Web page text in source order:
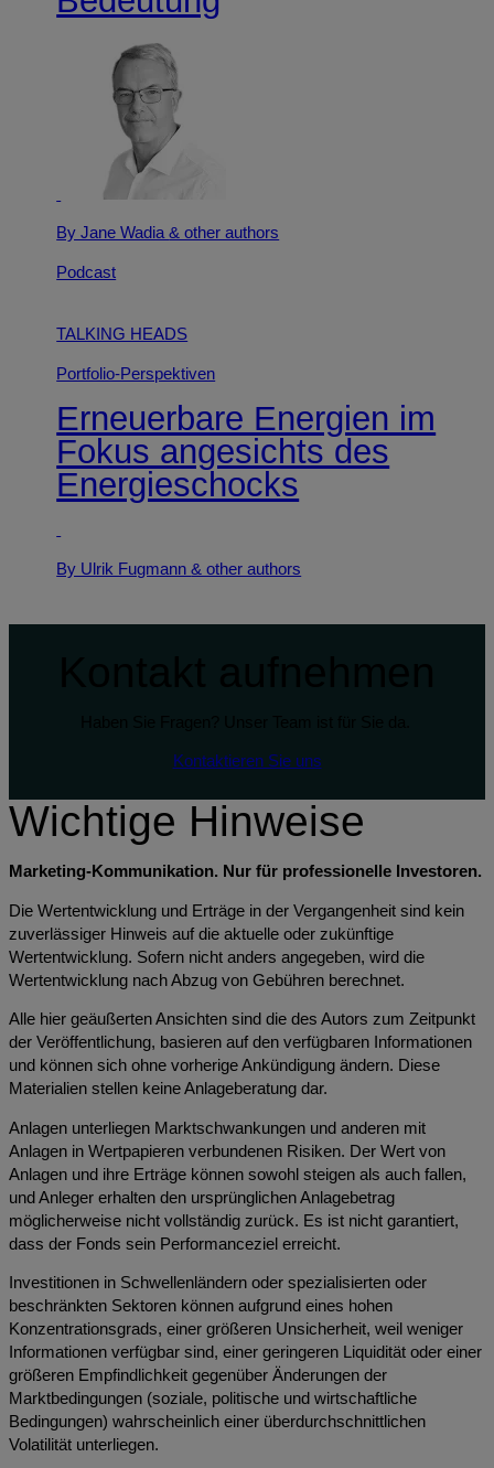
By Jane Wadia& other authors
Podcast
TALKING HEADS
Portfolio-Perspektiven
Erneuerbare Energien im
Fokus angesichts des
Energieschocks
By Ulrik Fugmann& other authors
Kontaktieren Sie uns
Wichtige Hinweise
Marketing-Kommunikation. Nur für professionelle Investoren.
Die Wertentwicklung und Erträge in der Vergangenheit sind kein
zuverlässiger Hinweis auf die aktuelle oder zukünftige
Wertentwicklung. Sofern nicht anders angegeben, wird die
Wertentwicklung nach Abzug von Gebühren berechnet.
Alle hier geäußerten Ansichten sind die des Autors zum Zeitpunkt
der Veröffentlichung, basieren auf den verfügbaren Informationen
und können sich ohne vorherige Ankündigung ändern. Diese
Materialien stellen keine Anlageberatung dar.
Anlagen unterliegen Marktschwankungen und anderen mit
Anlagen in Wertpapieren verbundenen Risiken. Der Wert von
Anlagen und ihre Erträge können sowohl steigen als auch fallen,
und Anleger erhalten den ursprünglichen Anlagebetrag
möglicherweise nicht vollständig zurück. Es ist nicht garantiert,
dass der Fonds sein Performanceziel erreicht.
Investitionen in Schwellenländern oder spezialisierten oder
beschränkten Sektoren können aufgrund eines hohen
Konzentrationsgrads, einer größeren Unsicherheit, weil weniger
Informationen verfügbar sind, einer geringeren Liquidität oder einer
größeren Empfindlichkeit gegenüber Änderungen der
Marktbedingungen (soziale, politische und wirtschaftliche
Bedingungen) wahrscheinlich einer überdurchschnittlichen
Volatilität unterliegen.